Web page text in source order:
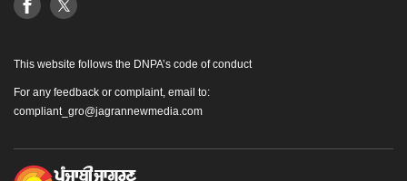
This website follows the DNPA’s code of conduct
For any feedback or complaint, email to:
compliant_gro@jagrannewmedia.com